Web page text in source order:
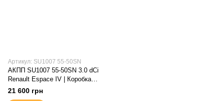
Артикул: SU1007 55-50SN
АКПП SU1007 55-50SN 3.0 dCi
Renault Espace IV | Коробка
передач автоматична 5-ступка
21 600 грн